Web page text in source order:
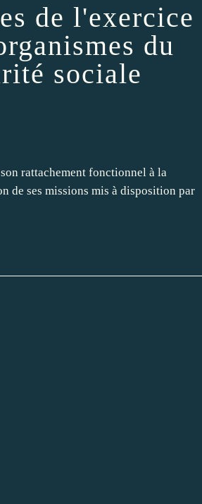
de l'exercice
du
sociale
rattachement fonctionnel à la
de ses missions mis à disposition par